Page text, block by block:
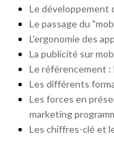
Le développement
Le passage du
L'ergonomie des
La publicité sur
Le référencement :
Les différents
Les forces en
marketing
Les chiffres-clé et